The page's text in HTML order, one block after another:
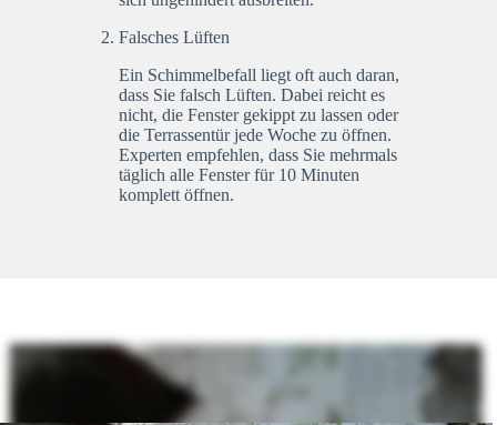
Falsches Lüften
Ein Schimmelbefall liegt oft auch daran,
dass Sie falsch Lüften. Dabei reicht es
nicht, die Fenster gekippt zu lassen oder
die Terrassentür jede Woche zu öffnen.
Experten empfehlen, dass Sie mehrmals
täglich alle Fenster für 10 Minuten
komplett öffnen.